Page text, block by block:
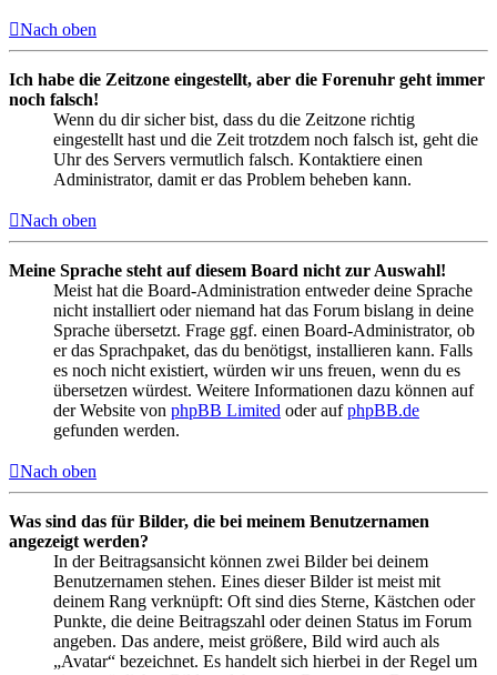
Nach oben
Ich habe die Zeitzone eingestellt, aber die Forenuhr geht immer
noch falsch!
Wenn du dir sicher bist, dass du die Zeitzone richtig
eingestellt hast und die Zeit trotzdem noch falsch ist, geht die
Uhr des Servers vermutlich falsch. Kontaktiere einen
Administrator, damit er das Problem beheben kann.
Nach oben
Meine Sprache steht auf diesem Board nicht zur Auswahl!
Meist hat die Board-Administration entweder deine Sprache
nicht installiert oder niemand hat das Forum bislang in deine
Sprache übersetzt. Frage ggf. einen Board-Administrator, ob
er das Sprachpaket, das du benötigst, installieren kann. Falls
es noch nicht existiert, würden wir uns freuen, wenn du es
übersetzen würdest. Weitere Informationen dazu können auf
der Website von phpBB Limited oder aufphpBB.de
gefunden werden.
Nach oben
Was sind das für Bilder, die bei meinem Benutzernamen
angezeigt werden?
In der Beitragsansicht können zwei Bilder bei deinem
Benutzernamen stehen. Eines dieser Bilder ist meist mit
deinem Rang verknüpft: Oft sind dies Sterne, Kästchen oder
Punkte, die deine Beitragszahl oder deinen Status im Forum
angeben. Das andere, meist größere, Bild wird auch als
„Avatar“ bezeichnet. Es handelt sich hierbei in der Regel um